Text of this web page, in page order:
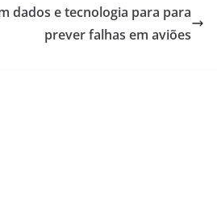
dados e tecnologia para para
prever falhas em aviões